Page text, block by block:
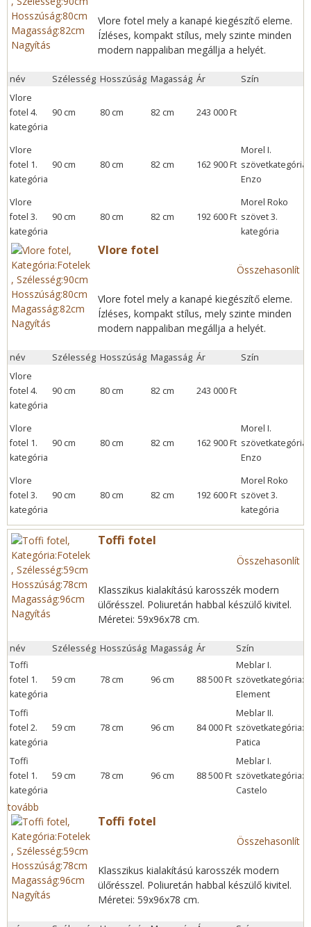
Nagyítás
Vlore fotel mely a kanapé kiegészítő eleme.
Ízléses, kompakt stílus, mely szinte minden
modern nappaliban megállja a helyét.
név Szélesség Hosszúság Magasság Ár
Szín
Vlore
fotel 4.
kategória
90 cm 80 cm 82 cm 243 000 Ft
Vlore
fotel 1.
kategória
90 cm 80 cm 82 cm 162 900 Ft
Morel I.
szövetkategória:
Enzo
Vlore
fotel 3.
kategória
90 cm 80 cm 82 cm 192 600 Ft
Morel Roko
szövet 3.
kategória
Nagyítás
Vlore fotel
Összehasonlít
Vlore fotel mely a kanapé kiegészítő eleme.
Ízléses, kompakt stílus, mely szinte minden
modern nappaliban megállja a helyét.
név Szélesség Hosszúság Magasság Ár
Szín
Vlore
fotel 4.
kategória
90 cm 80 cm 82 cm 243 000 Ft
Vlore
fotel 1.
kategória
90 cm 80 cm 82 cm 162 900 Ft
Morel I.
szövetkategória:
Enzo
Vlore
fotel 3.
kategória
90 cm 80 cm 82 cm 192 600 Ft
Morel Roko
szövet 3.
kategória
Nagyítás
Toffi fotel
Összehasonlít
Klasszikus kialakítású karosszék modern
ülőrésszel. Poliuretán habbal készülő kivitel.
Méretei: 59x96x78 cm.
név Szélesség Hosszúság Magasság Ár
Szín
Toffi
fotel 1.
kategória
59 cm 78 cm 96 cm 88 500 Ft
Meblar I.
szövetkategória:
Element
Toffi
fotel 2.
kategória
59 cm 78 cm 96 cm 84 000 Ft
Meblar II.
szövetkategória:
Patica
Toffi
fotel 1.
kategória
59 cm 78 cm 96 cm 88 500 Ft
Meblar I.
szövetkategória:
Castelo
tovább
Nagyítás
Toffi fotel
Összehasonlít
Klasszikus kialakítású karosszék modern
ülőrésszel. Poliuretán habbal készülő kivitel.
Méretei: 59x96x78 cm.